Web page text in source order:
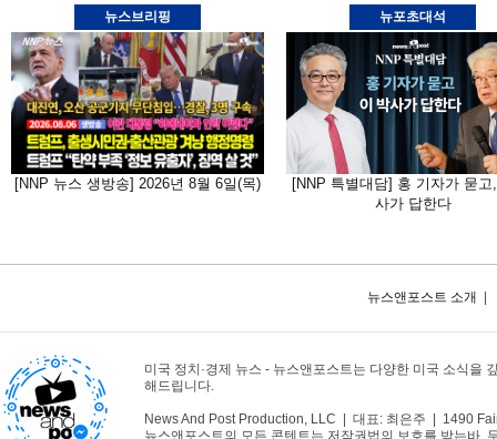
뉴스브리핑
[NNP 뉴스 생방송] 2026년 8월 6일(목)
뉴포초대석
[NNP 특별대담] 홍 기자가 묻고
사가 답한다
뉴스앤포스트 소개
미국 정치·경제 뉴스 - 뉴스앤포스트는 다양한 미국 소식을
해드립니다.
News And Post Production, LLC | 대표: 최은주 | 1490
뉴스앤포스트의 모든 콘텐트는 저작권법의 보호를 받는바,